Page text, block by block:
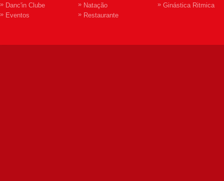
» Danc'in Clube
» Eventos
» Natação
» Restaurante
» Ginástica Ritmica